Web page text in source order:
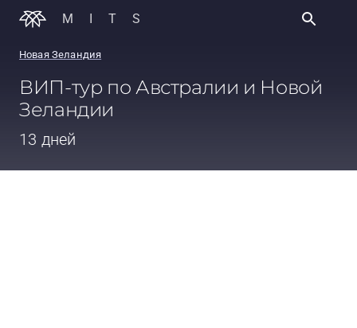
MITS
Новая Зеландия
ВИП-тур по Австралии и Новой
Зеландии
13 дней